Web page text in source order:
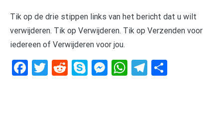
Tik op de drie stippen links van het bericht dat u wilt
verwijderen. Tik op Verwijderen. Tik op Verzenden voor
iedereen of Verwijderen voor jou.
Facebook
Twitter
RedditSkypeMessenger
WhatsApp
Telegram